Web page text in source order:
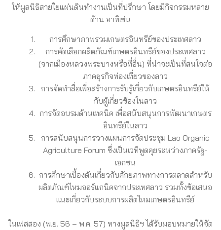
ให้มูลนิธิสายใยแผ่นดินทำงานเป็นที่ปรึกษา โดยมีกิจกรรมหลาย
ด้าน อาทิเช่น
การศึกษาภาพรวมเกษตรอินทรีย์ของประเทศลาว
การคัดเลือกผลิตภัณฑ์เกษตรอินทรีย์ของประเทศลาว
(จากเมืองหลวงพระบางหรือที่อื่น) ที่น่าจะเป็นที่สนใจต่อ
ภาคธุรกิจท่องเที่ยวของลาว
การจัดทำสื่อเพื่อสร้างการรับรู้เกี่ยวกับเกษตรอินทรีย์ให้
กับผู้เกี่ยวข้องในลาว
การจัดอบรมด้านเทคนิค เพื่อสนับสนุนการพัฒนาเกษตร
อินทรีย์ในลาว
การสนับสนุนการวางแผนการจัดประชุม Lao Organic
Agriculture Forum ซึ่งเป็นเวทีพูดคุยระหว่างภาครัฐ-
เอกชน
การศึกษาเบื้องต้นเกี่ยวกับศักยภาพทางการตลาดสำหรับ
ผลิตภัณฑ์ไหมออร์แกนิคจากประเทศลาว รวมทั้งข้อเสนอ
แนะเกี่ยวกับระบบการผลิตไหมเกษตรอินทรีย์
ในเฟสสอง (พ.ย. 56 – พ.ค. 57) ทางมูลนิธิฯ ได้รับมอบหมายให้จัด